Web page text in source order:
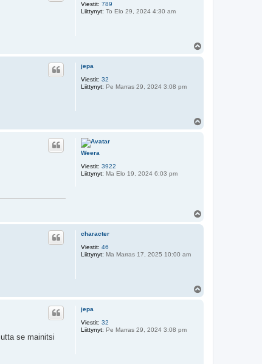
Viestit: 789
Liittynyt: To Elo 29, 2024 4:30 am
jepa
Viestit: 32
Liittynyt: Pe Marras 29, 2024 3:08 pm
Weera
Viestit: 3922
Liittynyt: Ma Elo 19, 2024 6:03 pm
character
Viestit: 46
Liittynyt: Ma Marras 17, 2025 10:00 am
jepa
Viestit: 32
Liittynyt: Pe Marras 29, 2024 3:08 pm
se mainitsi